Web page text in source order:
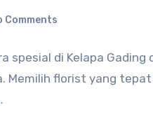
Comments
spesial di Kelapa Gading
Memilih florist yang